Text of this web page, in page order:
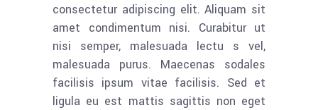
consectetur adipiscing elit. Aliquam sit
amet condimentum nisi. Curabitur ut
nisi semper, malesuada lectu s vel,
malesuada purus. Maecenas sodales
facilisis ipsum vitae facilisis. Sed et
ligula eu est mattis sagittis non eget